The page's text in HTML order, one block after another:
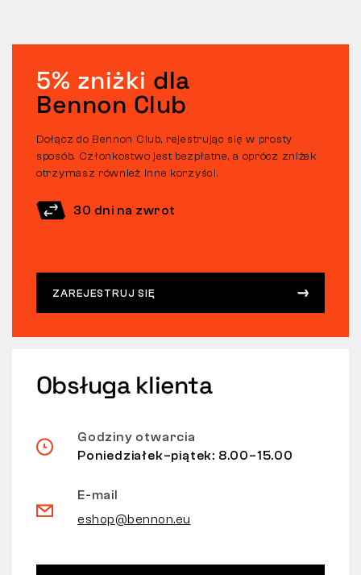
5% zniżki dla
Bennon Club
Dołącz do Bennon Club, rejestrując się w prosty
sposób. Członkostwo jest bezpłatne, a oprócz zniżek
otrzymasz również inne korzyści.
30 dni na zwrot
ZAREJESTRUJ SIĘ
Obsługa klienta
Godziny otwarcia
Poniedziałek–piątek: 8.00–15.00
E-mail
eshop@bennon.eu